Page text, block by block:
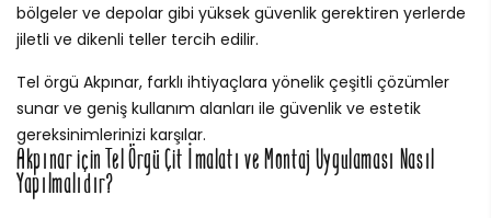
bölgeler ve depolar gibi yüksek güvenlik gerektiren yerlerde
jiletli ve dikenli teller tercih edilir.
Tel örgü Akpınar, farklı ihtiyaçlara yönelik çeşitli çözümler
sunar ve geniş kullanım alanları ile güvenlik ve estetik
gereksinimlerinizi karşılar.
Akpınar için Tel Örgü Çit İmalatı ve Montaj Uygulaması Nasıl
Yapılmalıdır?